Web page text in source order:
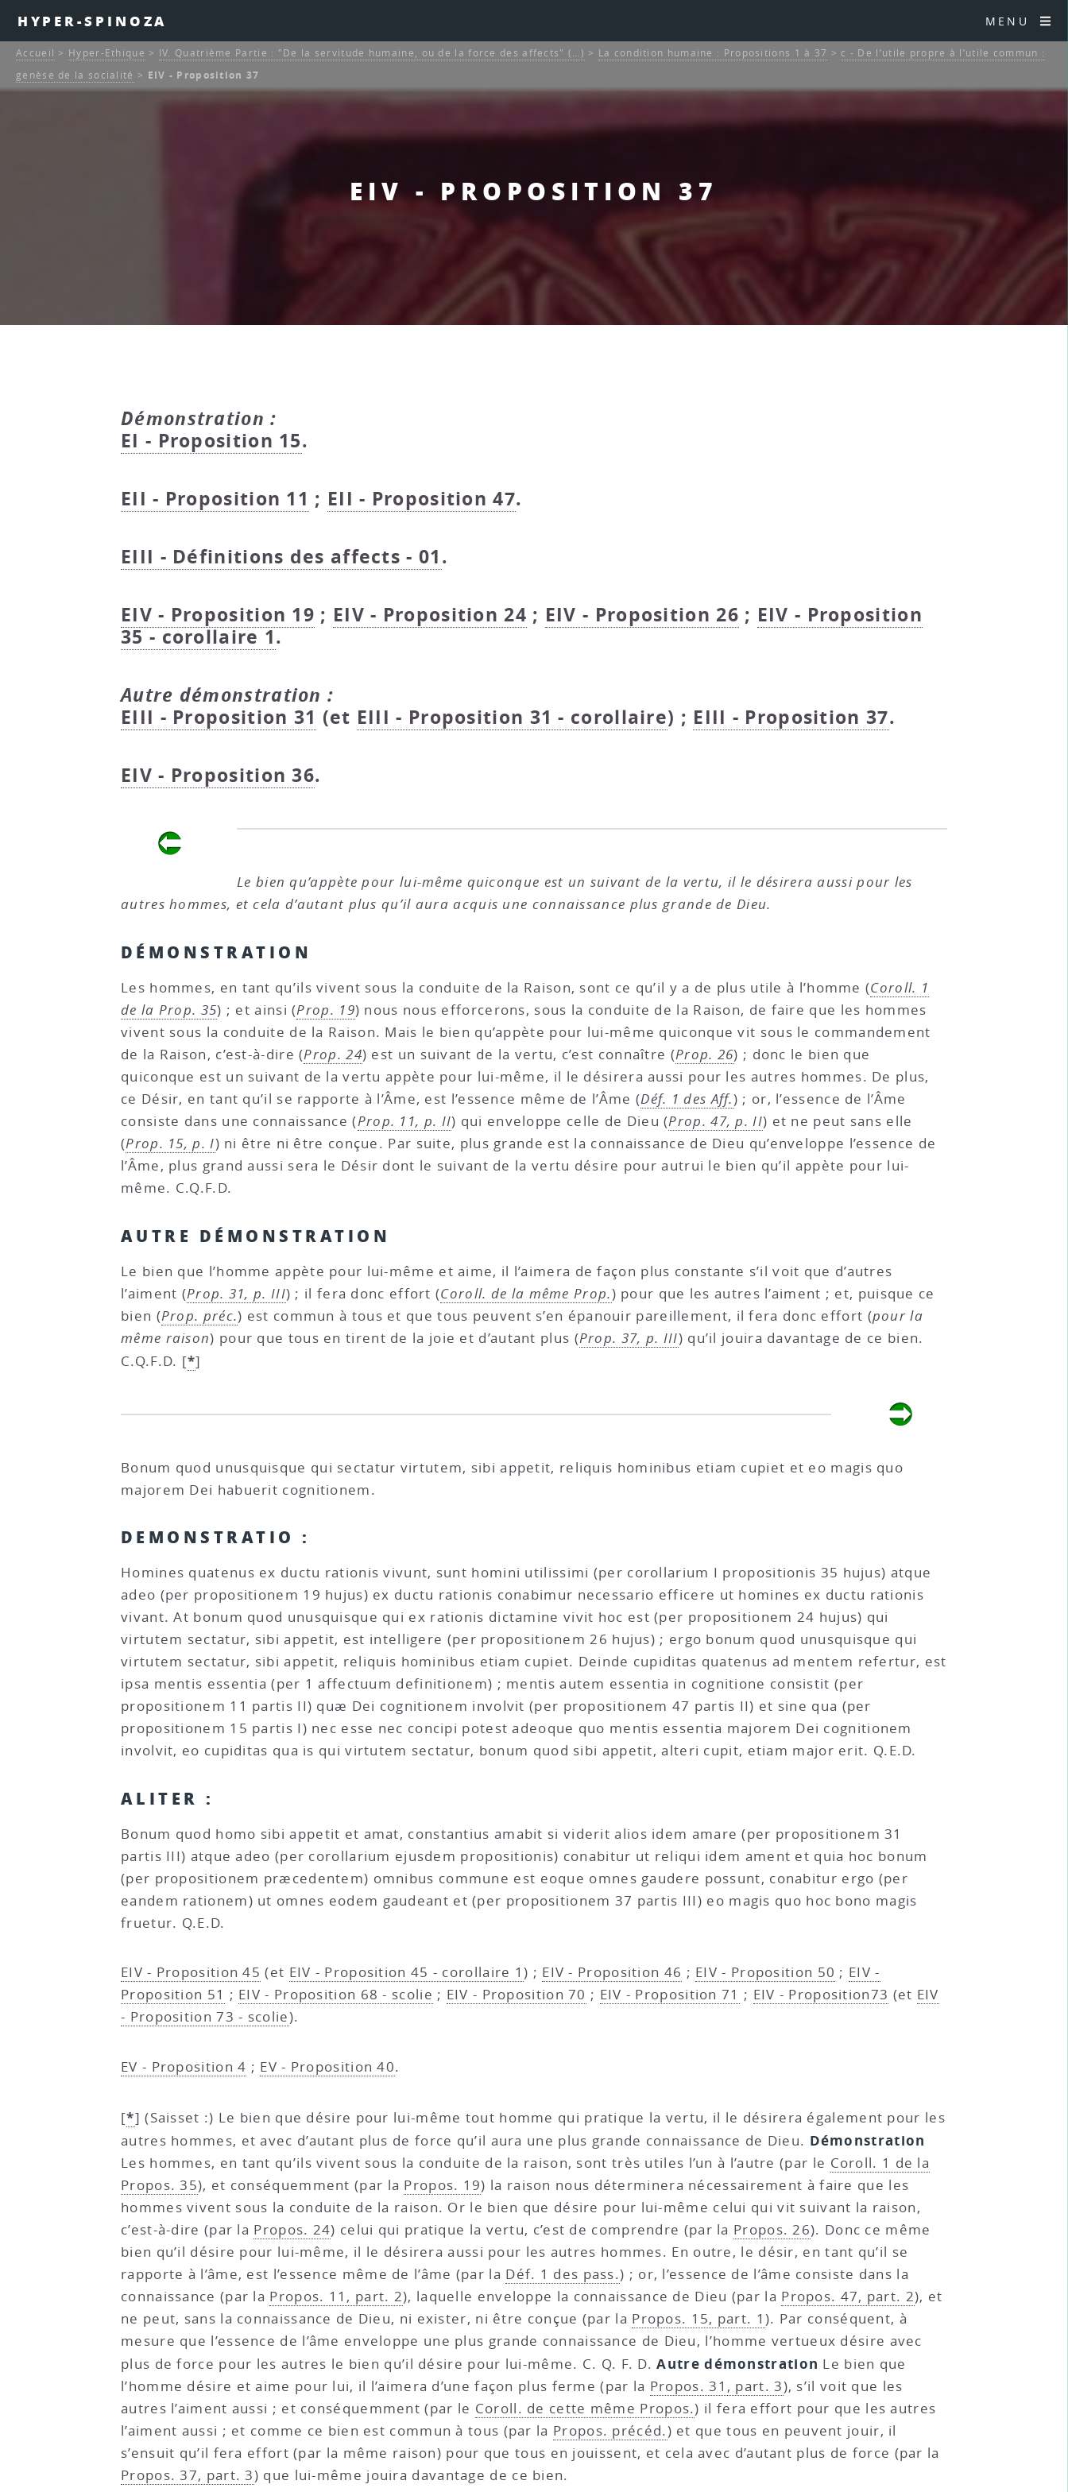
HYPER-SPINOZA MENU
EIV - PROPOSITION 37
Accueil > Hyper-Ethique > IV. Quatrième Partie : "De la servitude humaine, ou de la force des affects" (…) > La condition humaine : Propositions 1 à 37 > c - De l’utile propre à l’utile commun :
genèse de la socialité > EIV - Proposition 37
Démonstration :
EI - Proposition 15.
EII - Proposition 11 ; EII - Proposition 47.
EIII - Définitions des affects - 01.
EIV - Proposition 19 ; EIV - Proposition 24 ; EIV - Proposition 26 ; EIV - Proposition
35 - corollaire 1.
Autre démonstration :
EIII - Proposition 31 (et EIII - Proposition 31 - corollaire) ; EIII - Proposition 37.
EIV - Proposition 36.
Le bien qu’appète pour lui-même quiconque est un suivant de la vertu, il le désirera aussi pour les
autres hommes, et cela d’autant plus qu’il aura acquis une connaissance plus grande de Dieu.
DÉMONSTRATION
Les hommes, en tant qu’ils vivent sous la conduite de la Raison, sont ce qu’il y a de plus utile à l’homme (Coroll. 1
de la Prop. 35) ; et ainsi (Prop. 19) nous nous efforcerons, sous la conduite de la Raison, de faire que les hommes
vivent sous la conduite de la Raison. Mais le bien qu’appète pour lui-même quiconque vit sous le commandement
de la Raison, c’est-à-dire (Prop. 24) est un suivant de la vertu, c’est connaître (Prop. 26) ; donc le bien que
quiconque est un suivant de la vertu appète pour lui-même, il le désirera aussi pour les autres hommes. De plus,
ce Désir, en tant qu’il se rapporte à l’Âme, est l’essence même de l’Âme (Déf. 1 des Aff.) ; or, l’essence de l’Âme
consiste dans une connaissance (Prop. 11, p. II) qui enveloppe celle de Dieu (Prop. 47, p. II) et ne peut sans elle
(Prop. 15, p. I) ni être ni être conçue. Par suite, plus grande est la connaissance de Dieu qu’enveloppe l’essence de
l’Âme, plus grand aussi sera le Désir dont le suivant de la vertu désire pour autrui le bien qu’il appète pour lui-
même. C.Q.F.D.
AUTRE DÉMONSTRATION
Le bien que l’homme appète pour lui-même et aime, il l’aimera de façon plus constante s’il voit que d’autres
l’aiment (Prop. 31, p. III) ; il fera donc effort (Coroll. de la même Prop.) pour que les autres l’aiment ; et, puisque ce
bien (Prop. préc.) est commun à tous et que tous peuvent s’en épanouir pareillement, il fera donc effort (pour la
même raison) pour que tous en tirent de la joie et d’autant plus (Prop. 37, p. III) qu’il jouira davantage de ce bien.
C.Q.F.D. [*]
Bonum quod unusquisque qui sectatur virtutem, sibi appetit, reliquis hominibus etiam cupiet et eo magis quo
majorem Dei habuerit cognitionem.
DEMONSTRATIO :
Homines quatenus ex ductu rationis vivunt, sunt homini utilissimi (per corollarium I propositionis 35 hujus) atque
adeo (per propositionem 19 hujus) ex ductu rationis conabimur necessario efficere ut homines ex ductu rationis
vivant. At bonum quod unusquisque qui ex rationis dictamine vivit hoc est (per propositionem 24 hujus) qui
virtutem sectatur, sibi appetit, est intelligere (per propositionem 26 hujus) ; ergo bonum quod unusquisque qui
virtutem sectatur, sibi appetit, reliquis hominibus etiam cupiet. Deinde cupiditas quatenus ad mentem refertur, est
ipsa mentis essentia (per 1 affectuum definitionem) ; mentis autem essentia in cognitione consistit (per
propositionem 11 partis II) quæ Dei cognitionem involvit (per propositionem 47 partis II) et sine qua (per
propositionem 15 partis I) nec esse nec concipi potest adeoque quo mentis essentia majorem Dei cognitionem
involvit, eo cupiditas qua is qui virtutem sectatur, bonum quod sibi appetit, alteri cupit, etiam major erit. Q.E.D.
ALITER :
Bonum quod homo sibi appetit et amat, constantius amabit si viderit alios idem amare (per propositionem 31
partis III) atque adeo (per corollarium ejusdem propositionis) conabitur ut reliqui idem ament et quia hoc bonum
(per propositionem præcedentem) omnibus commune est eoque omnes gaudere possunt, conabitur ergo (per
eandem rationem) ut omnes eodem gaudeant et (per propositionem 37 partis III) eo magis quo hoc bono magis
fruetur. Q.E.D.
EIV - Proposition 45 (et EIV - Proposition 45 - corollaire 1) ; EIV - Proposition 46 ; EIV - Proposition 50 ; EIV -
Proposition 51 ; EIV - Proposition 68 - scolie ; EIV - Proposition 70 ; EIV - Proposition 71 ; EIV - Proposition73 (et EIV
- Proposition 73 - scolie).
EV - Proposition 4 ; EV - Proposition 40.
[*](Saisset :) Le bien que désire pour lui-même tout homme qui pratique la vertu, il le désirera également pour les
autres hommes, et avec d’autant plus de force qu’il aura une plus grande connaissance de Dieu. Démonstration
Les hommes, en tant qu’ils vivent sous la conduite de la raison, sont très utiles l’un à l’autre (par le Coroll. 1 de la
Propos. 35), et conséquemment (par la Propos. 19) la raison nous déterminera nécessairement à faire que les
hommes vivent sous la conduite de la raison. Or le bien que désire pour lui-même celui qui vit suivant la raison,
c’est-à-dire (par la Propos. 24) celui qui pratique la vertu, c’est de comprendre (par la Propos. 26). Donc ce même
bien qu’il désire pour lui-même, il le désirera aussi pour les autres hommes. En outre, le désir, en tant qu’il se
rapporte à l’âme, est l’essence même de l’âme (par la Déf. 1 des pass.) ; or, l’essence de l’âme consiste dans la
connaissance (par la Propos. 11, part. 2), laquelle enveloppe la connaissance de Dieu (par la Propos. 47, part. 2), et
ne peut, sans la connaissance de Dieu, ni exister, ni être conçue (par la Propos. 15, part. 1 ). Par conséquent, à
mesure que l’essence de l’âme enveloppe une plus grande connaissance de Dieu, l’homme vertueux désire avec
plus de force pour les autres le bien qu’il désire pour lui-même. C. Q. F. D.Autre démonstration Le bien que
l’homme désire et aime pour lui, il l’aimera d’une façon plus ferme (par la Propos. 31, part. 3), s’il voit que les
autres l’aiment aussi ; et conséquemment (par le Coroll. de cette même Propos.) il fera effort pour que les autres
l’aiment aussi ; et comme ce bien est commun à tous (par la Propos. précéd.) et que tous en peuvent jouir, il
s’ensuit qu’il fera effort (par la même raison) pour que tous en jouissent, et cela avec d’autant plus de force (par la
Propos. 37, part. 3) que lui-même jouira davantage de ce bien.